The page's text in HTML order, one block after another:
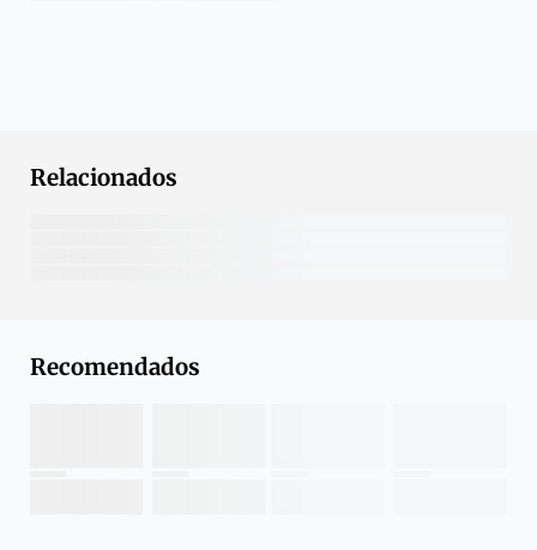
Relacionados
Recomendados